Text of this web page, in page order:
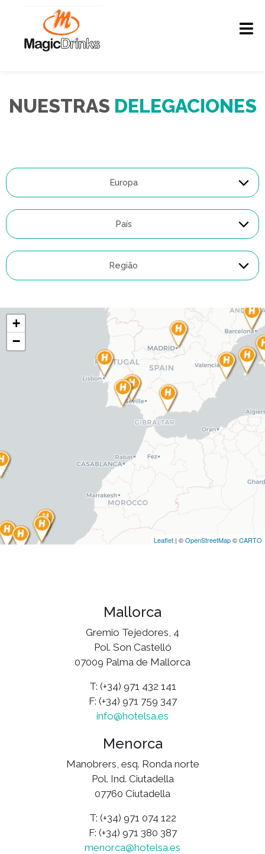
NUESTRAS DELEGACIONES
Carregando mapa
+
−
Leaflet | ©OpenStreetMap©CARTO
Mallorca
Gremio Tejedores, 4
Pol. Son Castelló
07009 Palma de Mallorca
T: (+34) 971 432 141
F: (+34) 971 759 347
info@hotelsa.es
Menorca
Manobrers, esq. Ronda norte
Pol. Ind. Ciutadella
07760 Ciutadella
T: (+34) 971 074 122
F: (+34) 971 380 387
menorca@hotelsa.es